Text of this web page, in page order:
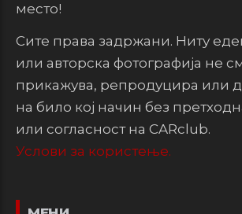
место!
Сите права задржани. Ниту
или авторска фотографија не
прикажува, репродуцира или
на било кој начин без
или согласност на CARclub.
Услови за користење.